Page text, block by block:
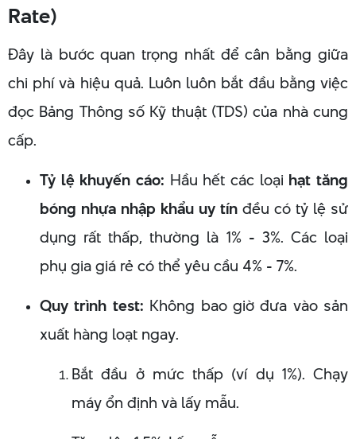
Rate)
Đây là bước quan trọng nhất để cân bằng giữa
chi phí và hiệu quả. Luôn luôn bắt đầu bằng việc
đọc Bảng Thông số Kỹ thuật (TDS) của nhà cung
cấp.
Tỷ lệ khuyến cáo: Hầu hết các loại hạt tăng
bóng nhựa nhập khẩu uy tín đều có tỷ lệ sử
dụng rất thấp, thường là 1% - 3%. Các loại
phụ gia giá rẻ có thể yêu cầu 4% - 7%.
Quy trình test: Không bao giờ đưa vào sản
xuất hàng loạt ngay.
Bắt đầu ở mức thấp (ví dụ 1%). Chạy
máy ổn định và lấy mẫu.